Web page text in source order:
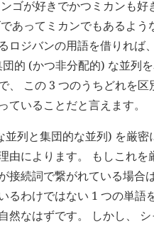
ゴが好きでかつミカンも
あってミカンでもあるよ
ロジバンの用語を借りれば
的 (かつ非分配的) な並列
、 この 3 つのうちどれを
いることだと言えます。
列と集団的な並列) を厳
由によります。 もしこれ
接続詞で繋がれている場合
るわけではない 1 つの単語
然なはずです。 しかし、